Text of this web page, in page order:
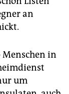
an
Menschen in
um